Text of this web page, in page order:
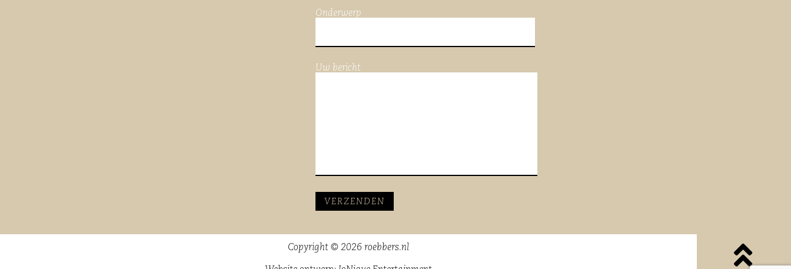
Onderwerp
Uw bericht
Copyright © 2026 roebbers.nl